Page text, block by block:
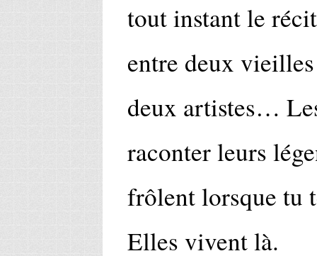
tout instant le
entre deux
deux artistes…
raconter leurs
frôlent lorsque tu
Elles vivent là.